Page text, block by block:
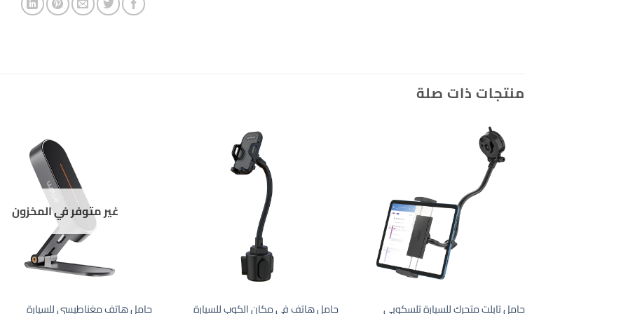
منتجات ذات صلة
حامل تابلت متحرك للسيارة تلسكوبي حامل هاتف في مكان الكوب للسيارة
غير متوفر في المخزون
حامل هاتف مغناطيسي للسيارة